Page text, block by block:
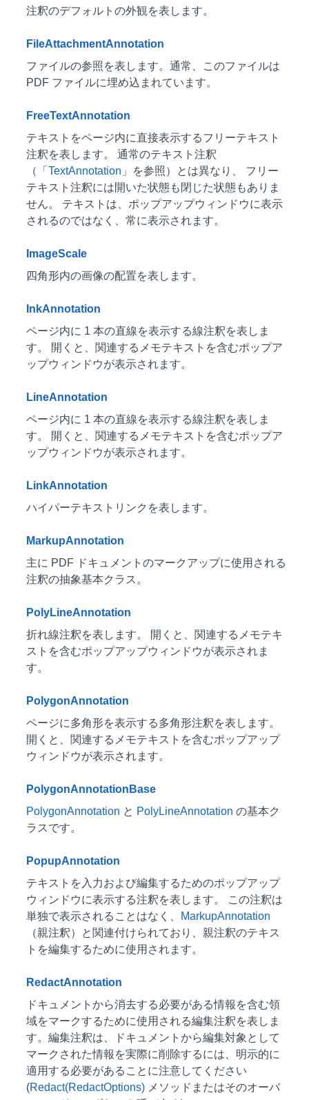
注釈のデフォルトの外観を表します。
FileAttachmentAnnotation
ファイルの参照を表します。通常、このファイルは
PDF ファイルに埋め込まれています。
FreeTextAnnotation
テキストをページ内に直接表示するフリーテキスト
注釈を表します。 通常のテキスト注釈
（「 TextAnnotation 」を参照）とは異なり、 フリー
テキスト注釈には開いた状態も閉じた状態もありま
せん。 テキストは、ポップアップウィンドウに表示
されるのではなく、常に表示されます。
ImageScale
四角形内の画像の配置を表します。
InkAnnotation
ページ内に 1 本の直線を表示する線注釈を表しま
す。 開くと、関連するメモテキストを含むポップア
ップウィンドウが表示されます。
LineAnnotation
ページ内に 1 本の直線を表示する線注釈を表しま
す。 開くと、関連するメモテキストを含むポップア
ップウィンドウが表示されます。
LinkAnnotation
ハイパーテキストリンクを表します。
MarkupAnnotation
主に PDF ドキュメントのマークアップに使用される
注釈の抽象基本クラス。
PolyLineAnnotation
折れ線注釈を表します。 開くと、関連するメモテキ
ストを含むポップアップウィンドウが表示されま
す。
PolygonAnnotation
ページに多角形を表示する多角形注釈を表します。
開くと、関連するメモテキストを含むポップアップ
ウィンドウが表示されます。
PolygonAnnotationBase
PolygonAnnotation と PolyLineAnnotation の基本ク
ラスです。
PopupAnnotation
テキストを入力および編集するためのポップアップ
ウィンドウに表示する注釈を表します。 この注釈は
単独で表示されることはなく、
MarkupAnnotation
（親注釈）と関連付けられており、親注釈のテキス
トを編集するために使用されます。
RedactAnnotation
ドキュメントから消去する必要がある情報を含む領
域をマークするために使用される編集注釈を表しま
す。編集注釈は、ドキュメントから編集対象として
マークされた情報を実際に削除するには、明示的に
適用する必要があることに注意してください
(Redact(RedactOptions) メソッドまたはそのオーバ